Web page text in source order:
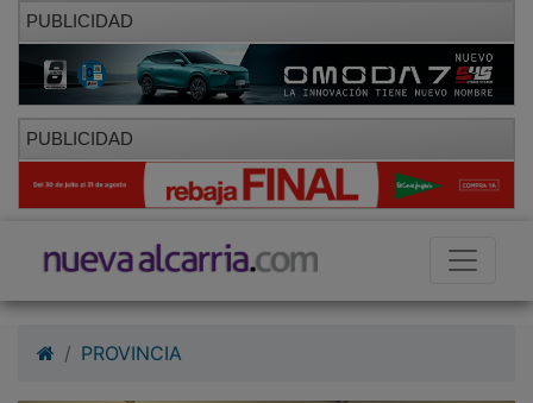
PUBLICIDAD
PUBLICIDAD